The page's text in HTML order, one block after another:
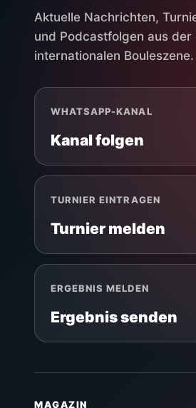
Aktuelle Nachrichten,
und Podcastfolgen aus der
internationalen Bouleszene.
WHATSAPP-KANAL
Kanal folgen
TURNIER EINTRAGEN
Turnier melden
ERGEBNIS MELDEN
Ergebnis senden
MAGAZIN